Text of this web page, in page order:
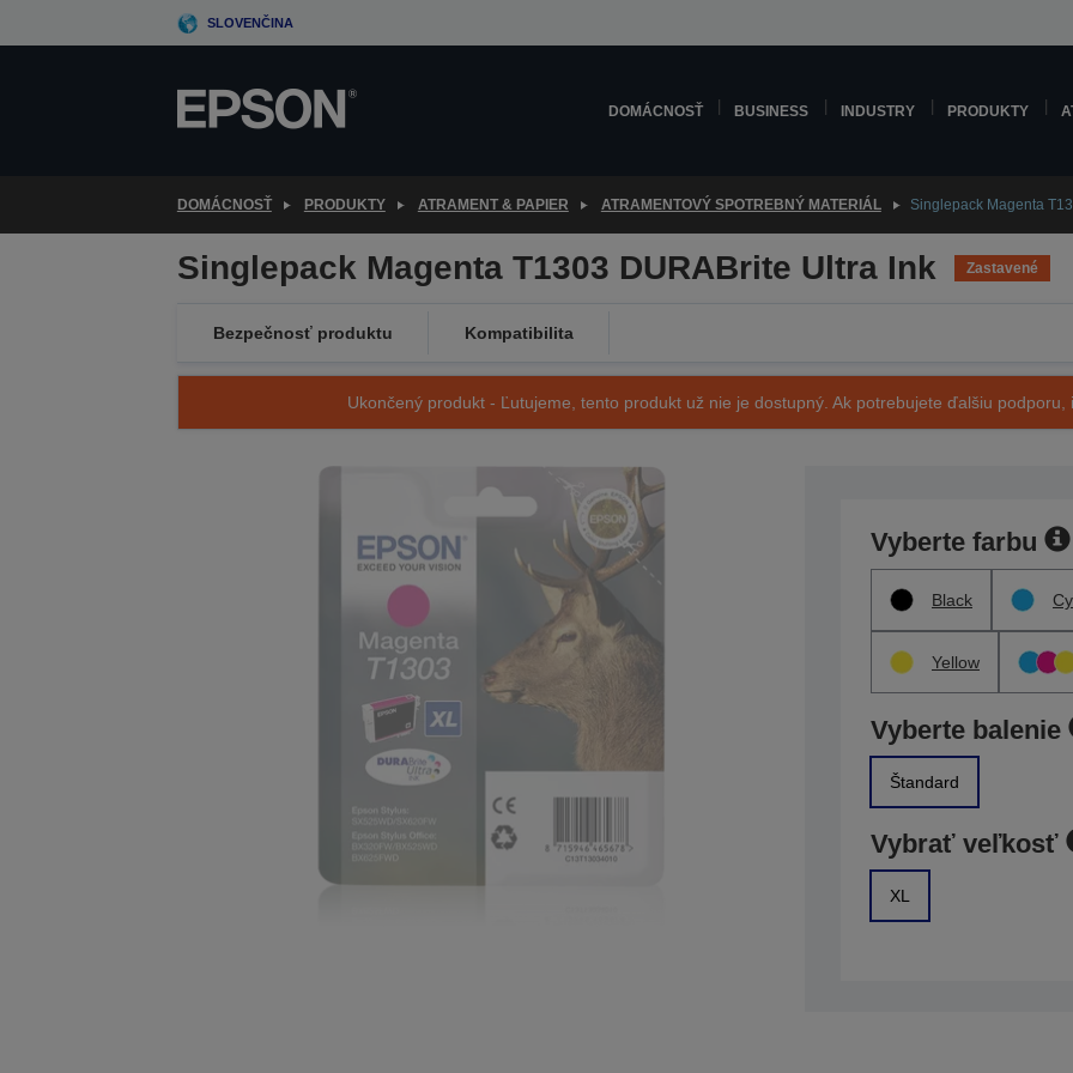
to
SLOVENČINA
DOMÁCNOSŤ BUSINESS INDUSTRY PRODUKTY
DOMÁCNOSŤ PRODUKTY ATRAMENT & PAPIER ATRAMENTOVÝ SPOTREBNÝ MATERIÁL Singlepack Magenta
Singlepack Magenta T1303 DURABrite Ultra Ink Zastavené
Bezpečnosť produktu Kompatibilita
Ukončený produkt - Ľutujeme, tento produkt už nie je dostupný. Ak potrebujete ďalšiu podporu,
Vyberte farbu
Black
Yellow
Vyberte balenie
Štandard
Vybrať veľkosť
XL